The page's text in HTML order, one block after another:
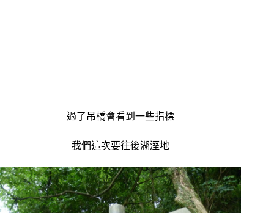
過了吊橋會看到一些指標
我們這次要往後湖溼地